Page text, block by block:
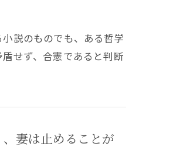
説のものでも、ある哲学
せず、合憲であると判断
妻は止めることが